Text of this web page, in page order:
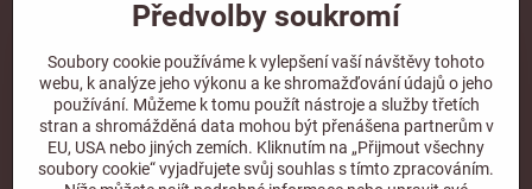
Doprava a platba
DOPRAVA ZDARMA
při objednávce nad2000 Kč vč. DPH.
*Nevztahuje se na paletovou přepravu.
Předvolby soukromí
Soubory cookie používáme k vylepšení vaší návštěvy tohoto
webu, k analýze jeho výkonu a ke shromažďování údajů o jeho
používání. Můžeme k tomu použít nástroje a služby třetích
stran a shromážděná data mohou být přenášena partnerům v
EU, USA nebo jiných zemích. Kliknutím na „Přijmout všechny
soubory cookie“ vyjadřujete svůj souhlas s tímto zpracováním.